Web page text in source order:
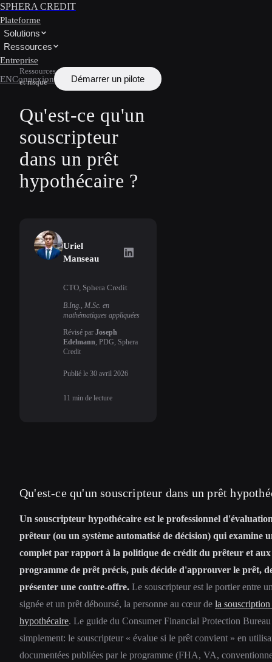
SPHERA CREDIT
Plateforme
Solutions
Ressources
Entreprise
ENConnexion Démarrer un pilote
Ressources /
Souscription
et risque
Qu'est-ce qu'un
souscripteur
dans un prêt
hypothécaire ?
Uriel
Manseau
Uriel Manseau
CTO, Sphera Credit
B.Ing., M.Sc. en
mathématiques appliquées
Révisé par Joseph
Edelmann , PDG, Sphera
Credit
Publié le 30 avril 2026
11 min de lecture
Qu'est-ce qu'un souscripteur dans un prêt
Un souscripteur hypothécaire est le professionnel
prêteur (ou un système automatisé de décision) qui examine
complet par rapport à la politique de crédit du prêteur et aux
programme de prêt précis, puis décide d'approuver le prêt,
présenter une contre-offre. Le souscripteur est le portier entre
signée et un prêt déboursé, la personne au cœur de la
hypothécaire. Le guide du Consumer Financial Protection
simplement: le souscripteur « évalue si le prêt convient » en
documentées publiées par le programme (FHA, VA,